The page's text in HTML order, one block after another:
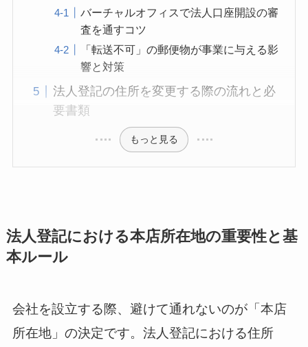
バーチャルオフィスで法人口座開設の審
査を通すコツ
「転送不可」の郵便物が事業に与える影
響と対策
法人登記の住所を変更する際の流れと必
要書類
もっと見る
法人登記における本店所在地の重要性と基
本ルール
会社を設立する際、避けて通れないのが「本店
所在地」の決定です。法人登記における住所